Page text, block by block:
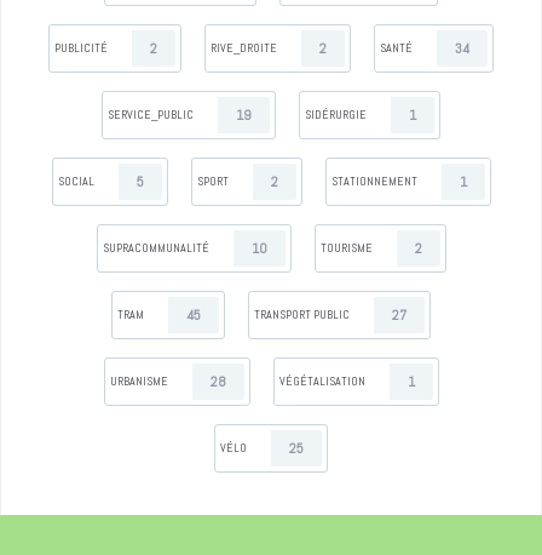
PUBLICITÉ 2 RIVE_DROITE 2 SANTÉ 34
SERVICE_PUBLIC 19 SIDÉRURGIE 1
SOCIAL 5 SPORT 2 STATIONNEMENT 1
SUPRACOMMUNALITÉ 10 TOURISME 2
TRAM 45 TRANSPORT PUBLIC 27
URBANISME 28 VÉGÉTALISATION 1
VÉLO 25